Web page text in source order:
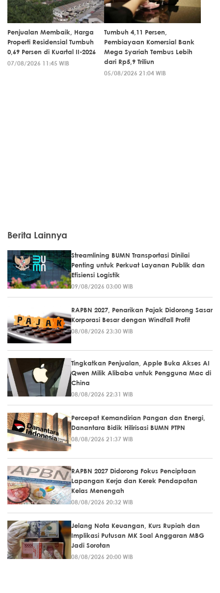
Penjualan Membaik, Harga
Properti Residensial Tumbuh
0,69 Persen di Kuartal II-2026
07/08/2026 11:45 WIB
Tumbuh 4,11 Persen,
Pembiayaan Komersial Bank
Mega Syariah Tembus Lebih
dari Rp5,9 Triliun
05/08/2026 21:04 WIB
Berita Lainnya
Streamlining BUMN Transportasi Dinilai
Penting untuk Perkuat Layanan Publik dan
Efisiensi Logistik
09/08/2026 03:00 WIB
RAPBN 2027, Penarikan Pajak Didorong Sasar
Korporasi Besar dengan Windfall Profit
08/08/2026 23:30 WIB
Tingkatkan Penjualan, Apple Buka Akses AI
Qwen Milik Alibaba untuk Pengguna Mac di
China
08/08/2026 22:31 WIB
Percepat Kemandirian Pangan dan Energi,
Danantara Bidik Hilirisasi BUMN PTPN
08/08/2026 21:37 WIB
RAPBN 2027 Didorong Fokus Penciptaan
Lapangan Kerja dan Kerek Pendapatan
Kelas Menengah
08/08/2026 20:32 WIB
Jelang Nota Keuangan, Kurs Rupiah dan
Implikasi Putusan MK Soal Anggaran MBG
Jadi Sorotan
08/08/2026 20:00 WIB